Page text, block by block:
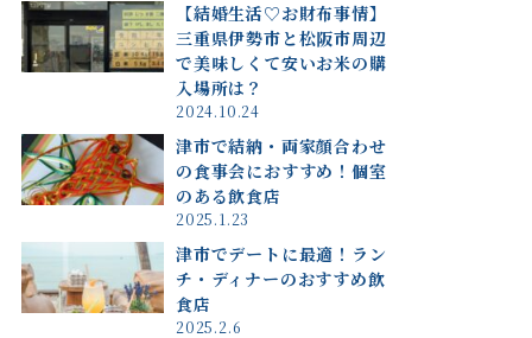
【結婚生活♡お財布事情】
三重県伊勢市と松阪市周辺
で美味しくて安いお米の購
入場所は？
2024.10.24
津市で結納・両家顔合わせ
の食事会におすすめ！個室
のある飲食店
2025.1.23
津市でデートに最適！ラン
チ・ディナーのおすすめ飲
食店
2025.2.6